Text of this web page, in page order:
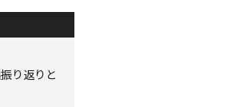
り返りと